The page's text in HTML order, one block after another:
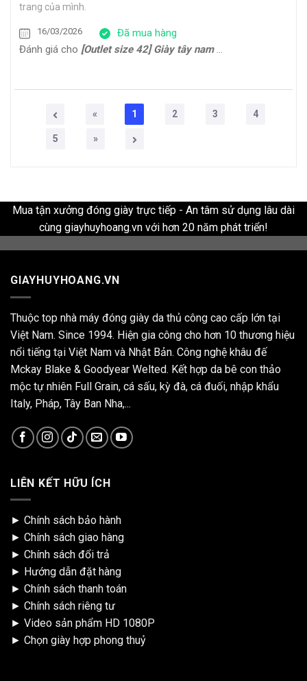
trang của mình.
16/03/2026
Đã mua hàng
Đánh giá cho [Outlet size 42] Giày tây nam Oxford công sở cao cấp ERIC
« 1 2 3 4
5 »
Mua tận xưởng đóng giày trực tiếp - An tâm sử dụng lâu dài
cùng giayhuyhoang.vn với hơn 20 năm phát triển!
GIAYHUYHOANG.VN
Thuộc top nhà máy đóng giày da thủ công cao cấp lớn tại
Việt Nam. Since 1994. Hiện gia công cho hơn 10 thương hiệu
nổi tiếng tại Việt Nam và Nhật Bản. Công nghệ khâu đế
Mckay Blake & Goodyear Welted. Kết hợp da bê con thảo
mộc tự nhiên Full Grain, cá sấu, kỳ đà, cá đuối, nhập khẩu
Italy, Pháp, Tây Ban Nha,...
LIÊN KẾT HỮU ÍCH
► Chính sách bảo hành
► Chính sách giao hàng
► Chính sách đổi trả
► Hướng dẫn đặt hàng
► Chính sách thanh toán
► Chính sách riêng tư
► Video sản phẩm HD 1080P
► Chọn giày hợp phong thuỷ